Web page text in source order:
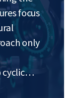
focus
only